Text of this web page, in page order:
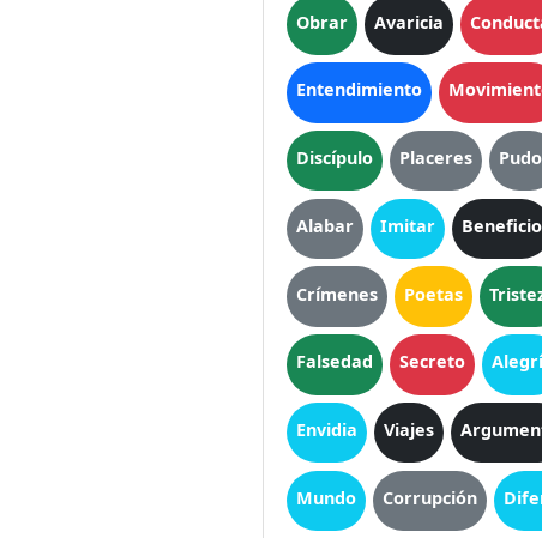
Obrar Avaricia
Entendimiento
Discípulo Placeres
Alabar Imitar Beneficio
Crímenes Poetas
Falsedad Secreto
Envidia Viajes
Mundo Corrupción